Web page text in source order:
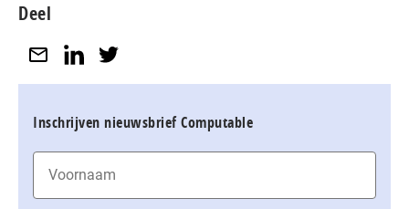
Deel
Inschrijven nieuwsbrief Computable